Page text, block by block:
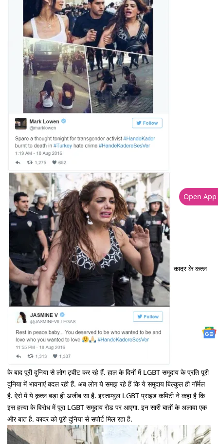
कादर के कत्ल
के बाद पूरी दुनिया से लोग ट्वीट कर रहे हैं. हाल के दिनों में LGBT समुदाय के प्रति पूरी
दुनिया में भावनाएं बदल रही हैं. अब लोग ये समझ रहे हैं कि ये समुदाय बिल्कुल ही नॉर्मल
है. ऐसे में ये क़त्ल बड़ा ही अजीब सा है. इस्ताम्बुल LGBT प्राइड कमिटी ने कहा है कि
इस हत्या के विरोध में पूरा LGBT समुदाय रोड पर आएगा. इन सारी बातों के अलावा एक
और बात है. कादर को पूरी दुनिया से सपोर्ट मिल रहा है.
Open App